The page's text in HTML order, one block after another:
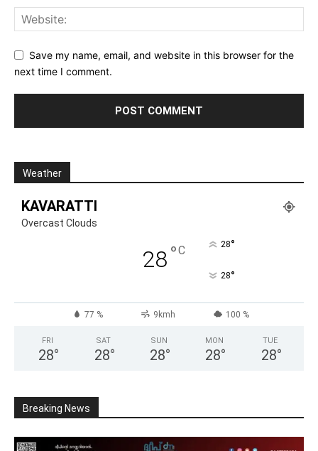
Save my name, email, and website in this browser for the
next time I comment.
Weather
KAVARATTI
Overcast Clouds
28°C 28°
28°
77 % 9kmh 100 %
FRI
28°
SAT
28°
SUN
28°
MON
28°
TUE
28°
Breaking News